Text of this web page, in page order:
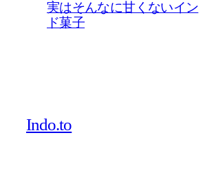
実はそんなに甘くないイン
ド菓子
Indo.to